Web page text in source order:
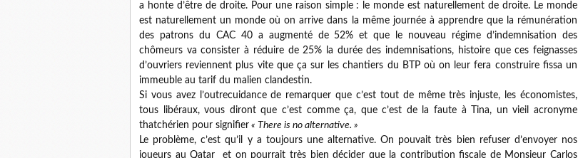
a honte d’être de droite. Pour une raison simple : le monde est naturellement de droite. Le monde
est naturellement un monde où on arrive dans la même journée à apprendre que la rémunération
des patrons du CAC 40 a augmenté de 52% et que le nouveau régime d’indemnisation des
chômeurs va consister à réduire de 25% la durée des indemnisations, histoire que ces feignasses
d’ouvriers reviennent plus vite que ça sur les chantiers du BTP où on leur fera construire fissa un
immeuble au tarif du malien clandestin.
Si vous avez l’outrecuidance de remarquer que c’est tout de même très injuste, les économistes,
tous libéraux, vous diront que c’est comme ça, que c’est de la faute à Tina, un vieil acronyme
thatchérien pour signifier « There is no alternative. »
Le problème, c’est qu’il y a toujours une alternative. On pouvait très bien refuser d’envoyer nos
joueurs au Qatar et on pourrait très bien décider que la contribution fiscale de Monsieur Carlos